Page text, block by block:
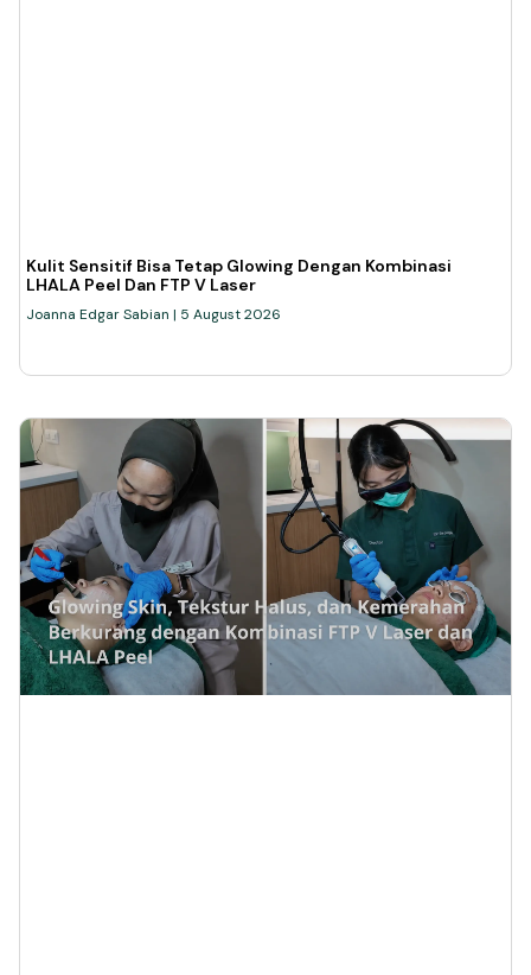
Kulit Sensitif Bisa Tetap Glowing Dengan Kombinasi
LHALA Peel Dan FTP V Laser
Joanna Edgar Sabian 5 August 2026